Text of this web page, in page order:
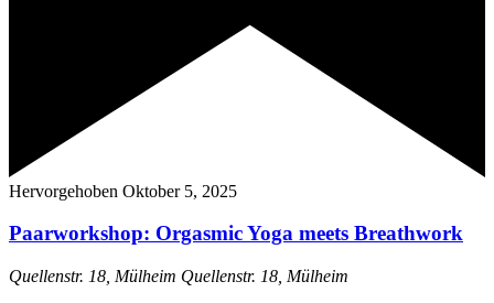
Hervorgehoben Oktober 5, 2025
Paarworkshop: Orgasmic Yoga meets Breathwork
Quellenstr. 18, Mülheim Quellenstr. 18, Mülheim